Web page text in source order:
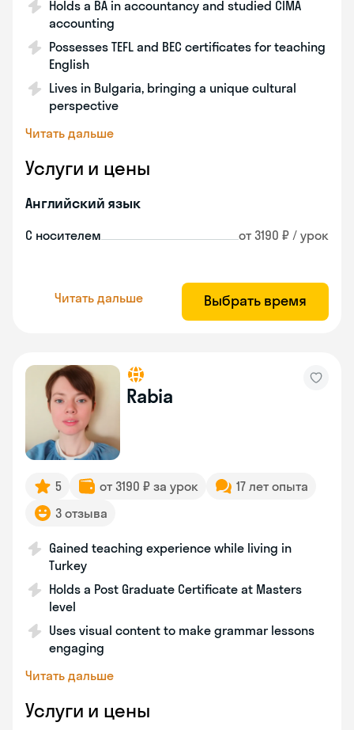
Holds a BA in accountancy and studied CIMA
accounting
Possesses TEFL and BEC certificates for teaching
English
Lives in Bulgaria, bringing a unique cultural
perspective
Читать дальше
Услуги и цены
Английский язык
С носителем от 3190 ₽ / урок
Читать дальше Выбрать время
Rabia
5 от 3190 ₽ за урок
17 лет опыта
3 отзыва
Gained teaching experience while living in
Turkey
Holds a Post Graduate Certificate at Masters
level
Uses visual content to make grammar lessons
engaging
Читать дальше
Услуги и цены